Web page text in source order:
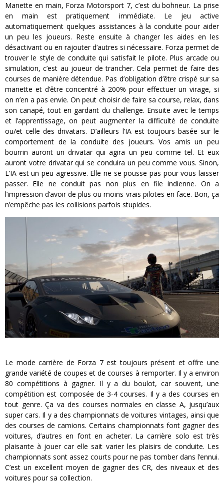
Manette en main, Forza Motorsport 7, c’est du bohneur. La prise
en main est pratiquement immédiate. Le jeu active
automatiquement quelques assistances à la conduite pour aider
un peu les joueurs. Reste ensuite à changer les aides en les
désactivant ou en rajouter d’autres si nécessaire. Forza permet de
trouver le style de conduite qui satisfait le pilote. Plus arcade ou
simulation, c’est au joueur de trancher. Cela permet de faire des
courses de manière détendue. Pas d’obligation d’être crispé sur sa
manette et d’être concentré à 200% pour effectuer un virage, si
on n’en a pas envie. On peut choisir de faire sa course, relax, dans
son canapé, tout en gardant du challenge. Ensuite avec le temps
et l’apprentissage, on peut augmenter la difficulté de conduite
ou/et celle des drivatars. D’ailleurs l’IA est toujours basée sur le
comportement de la conduite des joueurs. Vos amis un peu
bourrin auront un drivatar qui agira un peu comme tel. Et eux
auront votre drivatar qui se conduira un peu comme vous. Sinon,
L’IA est un peu agressive. Elle ne se pousse pas pour vous laisser
passer. Elle ne conduit pas non plus en file indienne. On a
l’impression d’avoir de plus ou moins vrais pilotes en face. Bon, ça
n’empêche pas les collisions parfois stupides.
Le mode carrière de Forza 7 est toujours présent et offre une
grande variété de coupes et de courses à remporter. Il y a environ
80 compétitions à gagner. Il y a du boulot, car souvent, une
compétition est composée de 3-4 courses. Il y a des courses en
tout genre. Ça va des courses normales en classe A, jusqu’aux
super cars. Il y a des championnats de voitures vintages, ainsi que
des courses de camions. Certains championnats font gagner des
voitures, d’autres en font en acheter. La carrière solo est très
plaisante à jouer car elle sait varier les plaisirs de conduite. Les
championnats sont assez courts pour ne pas tomber dans l’ennui.
C’est un excellent moyen de gagner des CR, des niveaux et des
voitures pour sa collection.